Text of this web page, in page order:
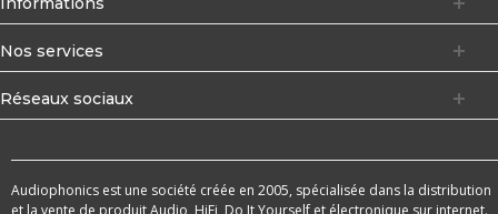
Nos services
Réseaux sociaux
Audiophonics est une société créée en 2005, spécialisée dans la distribution
et la vente de produit Audio, HiFi, Do It Yourself et électronique sur internet.